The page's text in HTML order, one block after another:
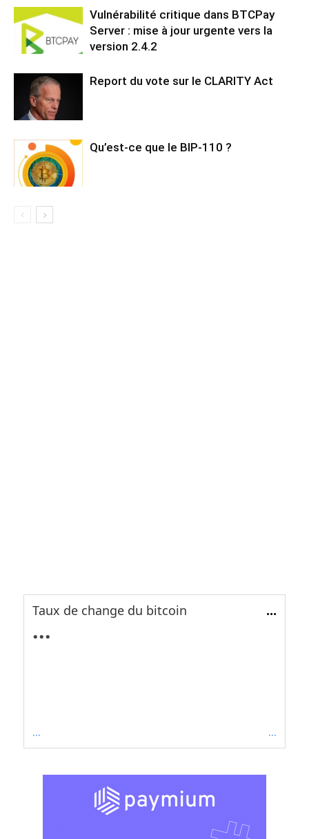
Vulnérabilité critique dans BTCPay
Server : mise à jour urgente vers la
version 2.4.2
Report du vote sur le CLARITY Act
Qu’est-ce que le BIP-110 ?
Taux de change du bitcoin ...
...
... ...